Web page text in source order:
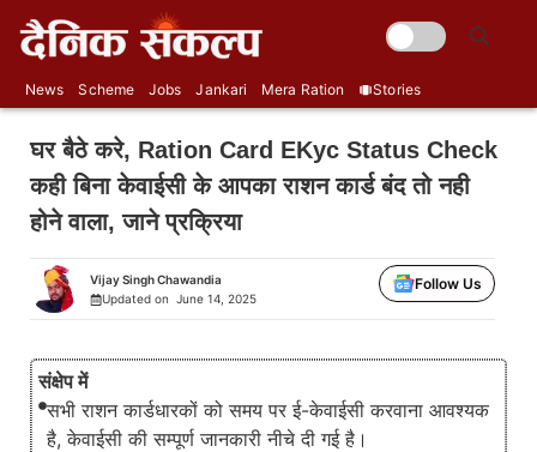
Skip
News Scheme Jobs Jankari Mera Ration Stories
घर बैठे करे, Ration Card EKyc Status Check
कही बिना केवाईसी के आपका राशन कार्ड बंद तो नही
होने वाला, जाने प्रक्रिया
Vijay Singh Chawandia
Updated on June 14, 2025
Follow Us
संक्षेप में
सभी राशन कार्डधारकों को समय पर ई-केवाईसी करवाना आवश्यक
है, केवाईसी की सम्पूर्ण जानकारी नीचे दी गई है।